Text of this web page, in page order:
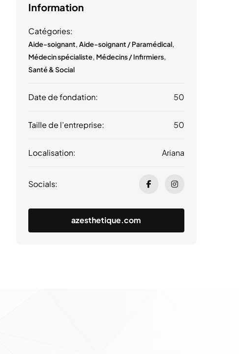
Information
Catégories:
Aide-soignant, Aide-soignant / Paramédical,
Médecin spécialiste, Médecins / Infirmiers,
Santé & Social
Date de fondation: 50
Taille de l’entreprise: 50
Localisation: Ariana
Socials:
azesthetique.com